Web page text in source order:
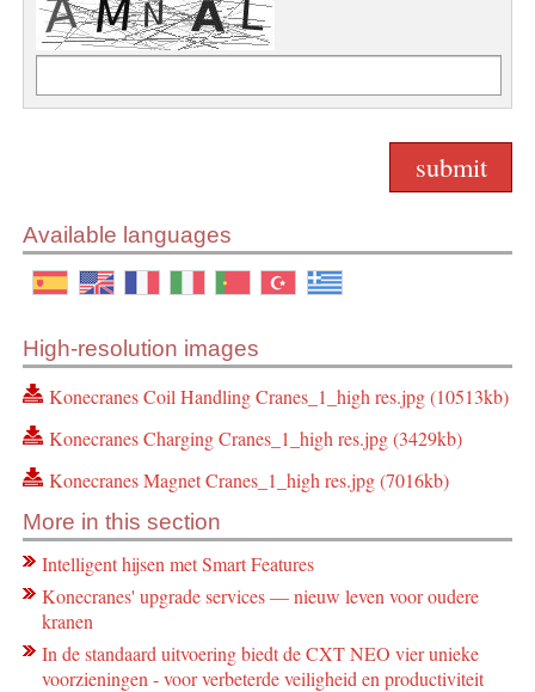
Available languages
High-resolution images
Konecranes Coil Handling Cranes_1_high res.jpg (10513kb)
Konecranes Charging Cranes_1_high res.jpg (3429kb)
Konecranes Magnet Cranes_1_high res.jpg (7016kb)
More in this section
Intelligent hijsen met Smart Features
Konecranes' upgrade services — nieuw leven voor oudere
kranen
In de standaard uitvoering biedt de CXT NEO vier unieke
voorzieningen - voor verbeterde veiligheid en productiviteit